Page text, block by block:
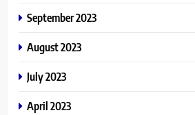
September 2023
August 2023
July 2023
April 2023